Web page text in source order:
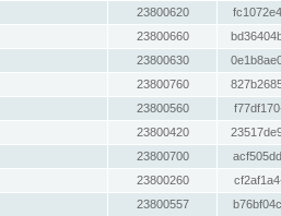
23800620
23800660
23800630
23800760
23800560
23800420
23800700
23800260
23800557